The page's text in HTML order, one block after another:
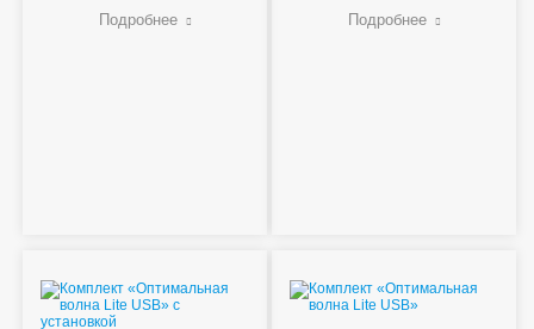
Подробнее Подробнее